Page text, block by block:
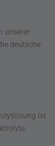
unserer
deutsche
ist